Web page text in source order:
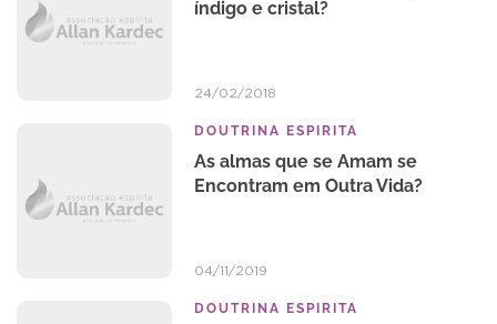
índigo e cristal?
24/02/2018
DOUTRINA ESPIRITA
As almas que se Amam se
Encontram em Outra Vida?
04/11/2019
DOUTRINA ESPIRITA